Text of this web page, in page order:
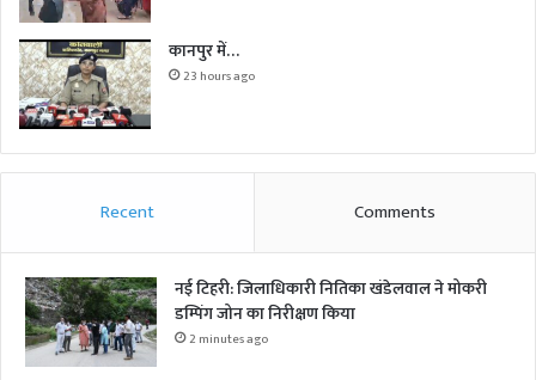
कानपुर में…
23 hours ago
Recent Comments
नई टिहरी: जिलाधिकारी नितिका खंडेलवाल ने मोकरी
डम्पिंग जोन का निरीक्षण किया
2 minutes ago